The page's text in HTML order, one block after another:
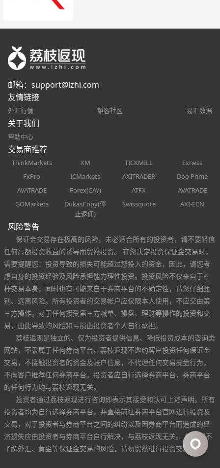
邮箱： support@lzhi.com
友情链接
外汇行情 韬客社区 易汇数据
关于我们
帮助中心
交易商推荐
ThinkMarkets XM TICKMILL
Exness
FxPro
ICMarkets AXITRADER
Doo Prime
AVATRADE
Forex(CAY) ATFX
AVATRADE
GOMarkets
DukasCopy(停
止返佣)
Swissquote AXI-ECN
风险警告
保证金交易存在极高的风险，未必适合所有的投资者，请不要轻信
任何高额投资收益的诱导而贸然投资。 在您决定投资保证金交易时，
需要提醒您：投资导致的损失可能超过您投入的资金，因此，请您考
虑自身的投资经验及风险承担能力理性投资。投资风险不仅来自于杠
杆交易本身，同时也有可能来自于券商平台的不确定性，请您仔细甄
别、远离风险。所有投资者的交易帐户应仅限本人使用，不应交由第
三方操作，对于任何接受第三方喊单、操盘、理财等操作的投资和交
易，由此导致的风险和亏损由投资者个人自行承担。
荔枝返现是独立的、仅为投资者提供信息、降低投资成本的咨询类
网站，不隶属于任何券商平台。荔枝返现不邀约客户投资任何保证金
交易，不接触投资者的资金及账户信息，不代理任何交易操盘行为，
不向客户推荐任何券商平台。投资者应自行选择券商平台，券商平台
的任何行为均与荔枝返现无关。
投资者通过荔枝返现进行咨询即表示其接受和认可上述声明。所有
投资者均为自行选择券商平台，并直接前往券商平台官网进行投资及
交易，对于投资者与券商平台之间的纠纷以及因券商平台而造成的经
济损失应由投资者与券商平台自行解决，与荔枝返现无关。 如果您不
了解外汇、黄金等保证金交易的风险，请勿贸然进行投资交易。